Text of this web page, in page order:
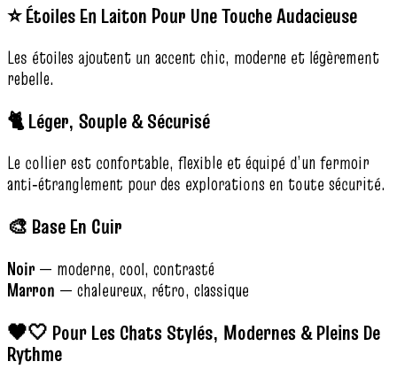
⭐ Étoiles En Laiton Pour Une Touche Audacieuse
Les étoiles ajoutent un accent chic, moderne et légèrement
rebelle.
🐈 Léger, Souple & Sécurisé
Le collier est confortable, flexible et équipé d’un fermoir
anti‑étranglement pour des explorations en toute sécurité.
🎨 Base En Cuir
Noir — moderne, cool, contrasté
Marron — chaleureux, rétro, classique
🖤🤍 Pour Les Chats Stylés, Modernes & Pleins De
Rythme